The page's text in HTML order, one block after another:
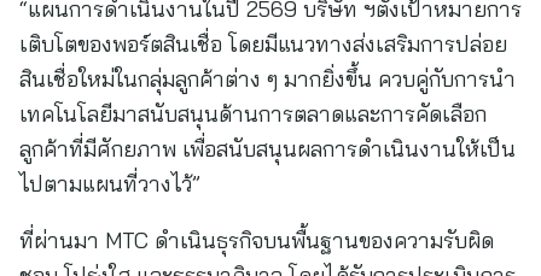
“แผนการดำเนินงานในปี 2569 บริษัท ฯตั้งเป้าหมายการ
เติบโตของพอร์ตสินเชื่อ โดยมีแนวทางส่งเสริมการปล่อย
สินเชื่อใหม่ในกลุ่มลูกค้าต่าง ๆ มากยิ่งขึ้น ควบคู่กับการนำ
เทคโนโลยีมาสนับสนุนด้านการตลาดและการคัดเลือก
ลูกค้าที่มีศักยภาพ เพื่อสนับสนุนผลการดำเนินงานให้เป็น
ไปตามแผนที่วางไว้”
ที่ผ่านมา MTC ดำเนินธุรกิจบนพื้นฐานของความรับผิด